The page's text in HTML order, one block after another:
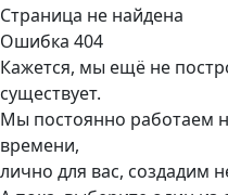
Страница не найдена
Ошибка 404
Кажется, мы ещё не
существует.
Мы постоянно работаем
времени,
лично для вас, создадим